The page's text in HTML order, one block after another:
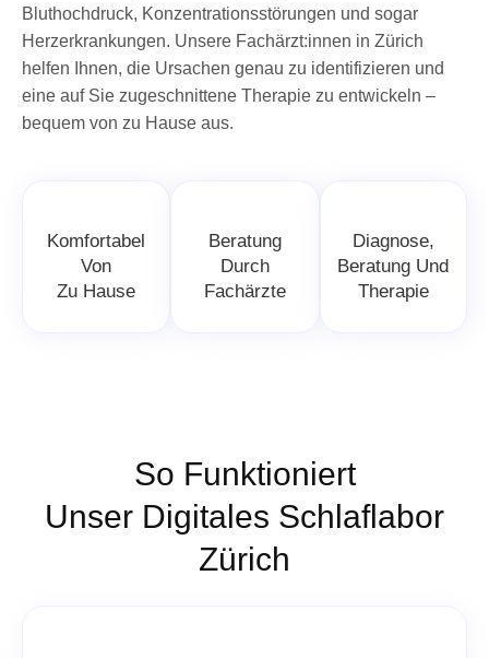
Komfortabel
Von
Zu Hause
Beratung
Durch
Fachärzte
Diagnose,
Beratung Und
Therapie
Bluthochdruck, Konzentrationsstörungen und sogar
Herzerkrankungen. Unsere Fachärzt:innen in Zürich
helfen Ihnen, die Ursachen genau zu identifizieren und
eine auf Sie zugeschnittene Therapie zu entwickeln –
bequem von zu Hause aus.
So Funktioniert
Unser Digitales Schlaflabor
Zürich